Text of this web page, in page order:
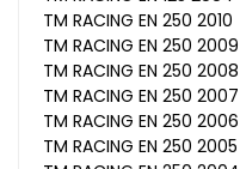
TM RACING EN 250 2010
TM RACING EN 250 2009
TM RACING EN 250 2008
TM RACING EN 250 2007
TM RACING EN 250 2006
TM RACING EN 250 2005